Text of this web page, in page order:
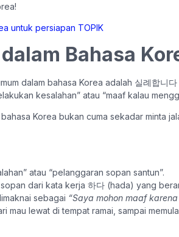
Bahasa
dalam bahasa Korea adalah 실례합니
kesalahan” atau “maaf kalau
Korea bukan cuma sekadar minta
atau “pelanggaran sopan santun”.
dari kata kerja 하다 (hada) yang
sebagai “Saya mohon maaf
mau lewat di tempat ramai, sampai